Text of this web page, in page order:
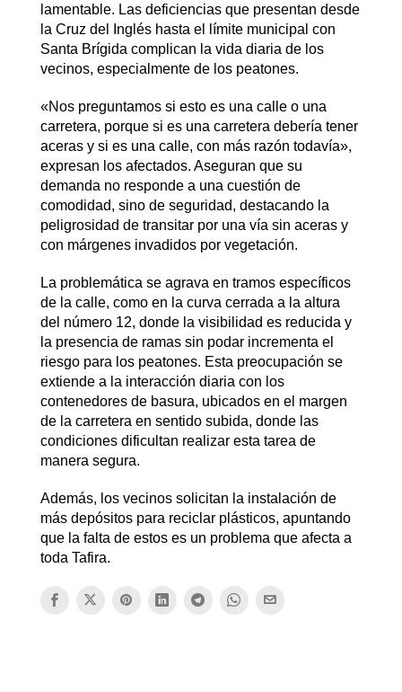
lamentable. Las deficiencias que presentan desde
la Cruz del Inglés hasta el límite municipal con
Santa Brígida complican la vida diaria de los
vecinos, especialmente de los peatones.
«Nos preguntamos si esto es una calle o una
carretera, porque si es una carretera debería tener
aceras y si es una calle, con más razón todavía»,
expresan los afectados. Aseguran que su
demanda no responde a una cuestión de
comodidad, sino de seguridad, destacando la
peligrosidad de transitar por una vía sin aceras y
con márgenes invadidos por vegetación.
La problemática se agrava en tramos específicos
de la calle, como en la curva cerrada a la altura
del número 12, donde la visibilidad es reducida y
la presencia de ramas sin podar incrementa el
riesgo para los peatones. Esta preocupación se
extiende a la interacción diaria con los
contenedores de basura, ubicados en el margen
de la carretera en sentido subida, donde las
condiciones dificultan realizar esta tarea de
manera segura.
Además, los vecinos solicitan la instalación de
más depósitos para reciclar plásticos, apuntando
que la falta de estos es un problema que afecta a
toda Tafira.